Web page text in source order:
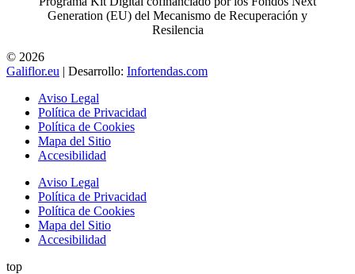
Generation (EU) del Mecanismo de Recuperación y
Resilencia
© 2026
Galiflor.eu | Desarrollo: Infortendas.com
Aviso Legal
Política de Privacidad
Política de Cookies
Mapa del Sitio
Accesibilidad
Aviso Legal
Política de Privacidad
Política de Cookies
Mapa del Sitio
Accesibilidad
top